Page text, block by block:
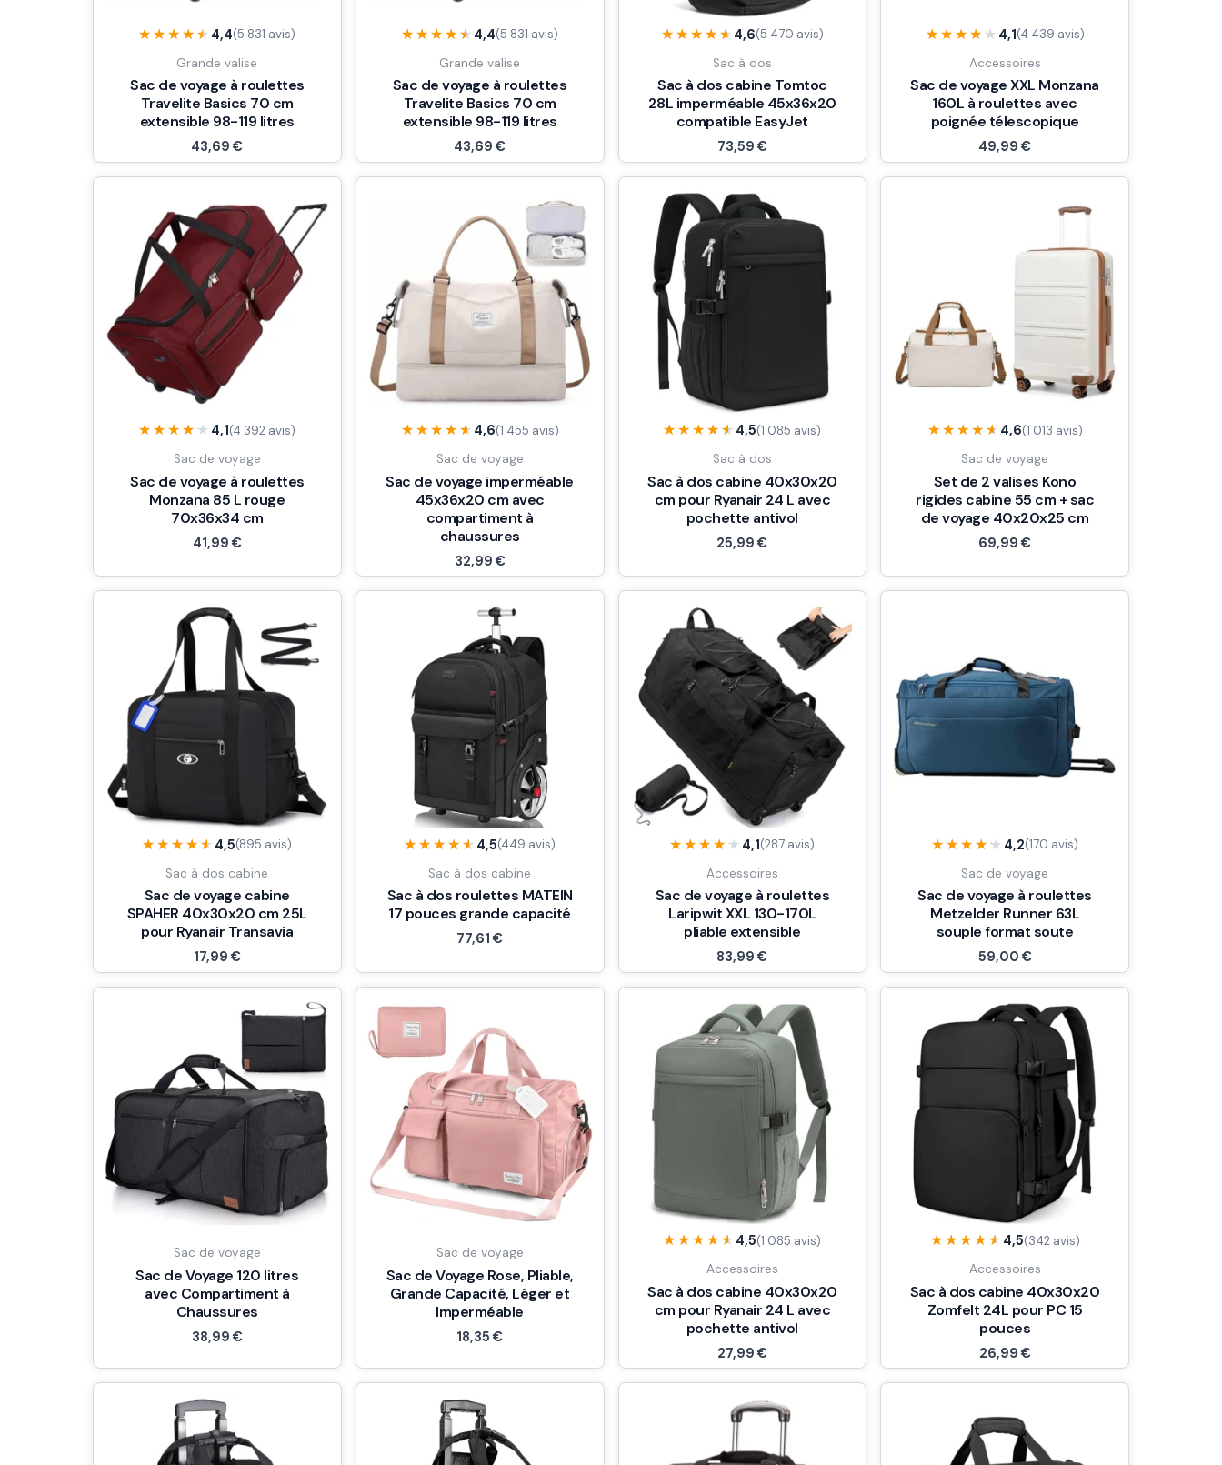
★★★★★
★★★★★ 4,4(5 831 avis)
Grande valise
Sac de voyage à roulettes
Travelite Basics 70 cm
extensible 98-119 litres
43,69€
★★★★★
★★★★★ 4,4(5 831 avis)
Grande valise
Sac de voyage à roulettes
Travelite Basics 70 cm
extensible 98-119 litres
43,69€
★★★★★
★★★★★ 4,6(5 470 avis)
Sac à dos
Sac à dos cabine Tomtoc
28L imperméable 45x36x20
compatible EasyJet
73,59 €
★★★★★
★★★★★ 4,1(4 439 avis)
Accessoires
Sac de voyage XXL Monzana
160L à roulettes avec
poignée télescopique
49,99€
★★★★★
★★★★★ 4,1(4 392 avis)
Sac de voyage
Sac de voyage à roulettes
Monzana 85 L rouge
70x36x34 cm
41,99 €
★★★★★
★★★★★ 4,6(1 455 avis)
Sac de voyage
Sac de voyage imperméable
45x36x20 cm avec
compartiment à
chaussures
32,99 €
★★★★★
★★★★★ 4,5(1 085 avis)
Sac à dos
Sac à dos cabine 40x30x20
cm pour Ryanair 24 L avec
pochette antivol
25,99€
★★★★★
★★★★★ 4,6(1 013 avis)
Sac de voyage
Set de 2 valises Kono
rigides cabine 55 cm + sac
de voyage 40x20x25 cm
69,99€
★★★★★
★★★★★ 4,5(895 avis)
Sac à dos cabine
Sac de voyage cabine
SPAHER 40x30x20 cm 25L
pour Ryanair Transavia
17,99 €
★★★★★
★★★★★ 4,5(449 avis)
Sac à dos cabine
Sac à dos roulettes MATEIN
17 pouces grande capacité
77,61€
★★★★★
★★★★★ 4,1(287 avis)
Accessoires
Sac de voyage à roulettes
Laripwit XXL 130-170L
pliable extensible
83,99€
★★★★★
★★★★★ 4,2(170 avis)
Sac de voyage
Sac de voyage à roulettes
Metzelder Runner 63L
souple format soute
59,00 €
Sac de voyage
Sac de Voyage 120 litres
avec Compartiment à
Chaussures
38,99 €
Sac de voyage
Sac de Voyage Rose, Pliable,
Grande Capacité, Léger et
Imperméable
18,35€
★★★★★
★★★★★ 4,5(1 085 avis)
Accessoires
Sac à dos cabine 40x30x20
cm pour Ryanair 24 L avec
pochette antivol
27,99 €
★★★★★
★★★★★ 4,5(342 avis)
Accessoires
Sac à dos cabine 40x30x20
Zomfelt 24L pour PC 15
pouces
26,99 €